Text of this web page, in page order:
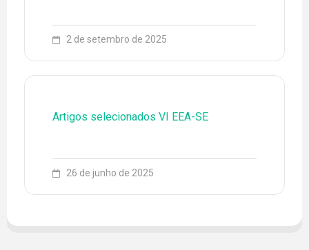
PROJETOS
2 de setembro de 2025
Artigos selecionados VI EEA-SE
26 de junho de 2025